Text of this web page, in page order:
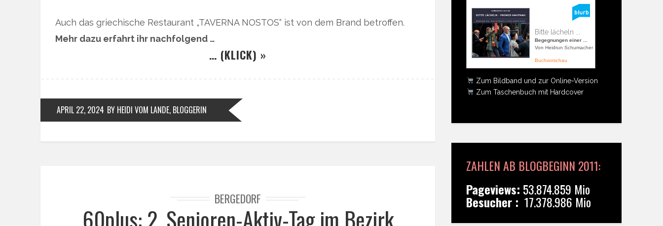
Auch das griechische Restaurant „TAVERNA NOSTOS“ ist von dem Brand betroffen.
Mehr dazu erfahrt ihr nachfolgend …
… (KLICK) »
APRIL 22, 2024 BY HEIDI VOM LANDE, BLOGGERIN
BERGEDORF
60plus: 2. Senioren-Aktiv-Tag im Bezirk
Bitte lächeln ...
Begegnungen einer ...
Von Heidrun Schumacher
Buchvorschau
Zum Bildband und zur Online-Version
Zum Taschenbuch mit Hardcover
ZAHLEN AB BLOGBEGINN 2011:
Pageviews: 53.874.859 Mio
Besucher : 17.378.986 Mio